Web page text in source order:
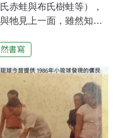
赤蛙與布氏樹蛙等），
牠見上一面，雖然知道
褐樹蛙如此特別，這次
說，其外觀最特別的就
間有一塊淡色的三角形
一無二的特徵。另一個
的虹膜有銀白色及褐色
的體色會隨著環境而變
書寫